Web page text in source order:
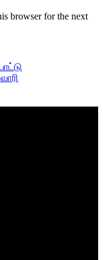
browser for the next